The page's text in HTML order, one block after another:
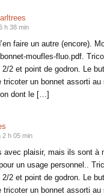
h 38 min
faire un autre (encore).
moufles-fluo.pdf.
2/2 et point de godron. Le
tricoter un bonnet assorti au
dont le […]
2 h 05 min
plaisir, mais ils sont à
un usage personnel..
2/2 et point de godron. Le
tricoter un bonnet assorti au